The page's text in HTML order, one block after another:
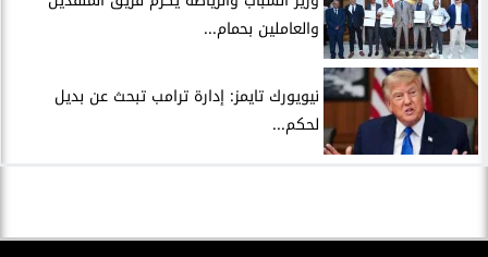
والعاملين بحمام...
نيويورك تايمز: إدارة ترامب تبحث عن بديل
لحكم...